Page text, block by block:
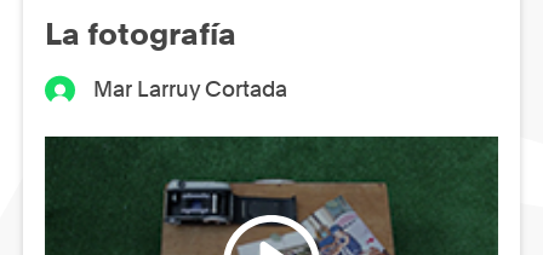
La fotografía
Mar Larruy Cortada